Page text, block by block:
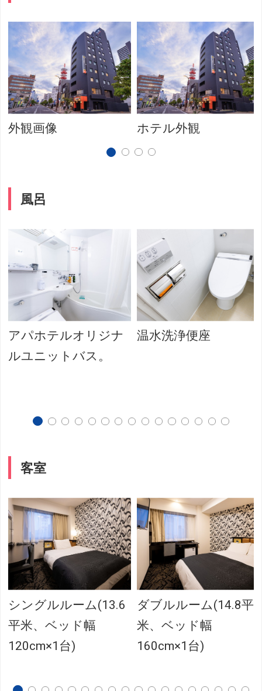
外観画像 ホテル外観
風呂
アパホテルオリジナ
ルユニットバス。
温水洗浄便座
客室
シングルルーム(13.6
平米、ベッド幅
120cm×1台)
ダブルルーム(14.8平
米、ベッド幅
160cm×1台)